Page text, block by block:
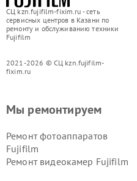
СЦ kzn.fujifilm-fixim.ru - сеть
сервисных центров в Казани по
ремонту и обслуживанию техники
Fujifilm
2021-2026 © СЦ kzn.fujifilm-
fixim.ru
Мы ремонтируем
Ремонт фотоаппаратов
Fujifilm
Ремонт видеокамер Fujifilm